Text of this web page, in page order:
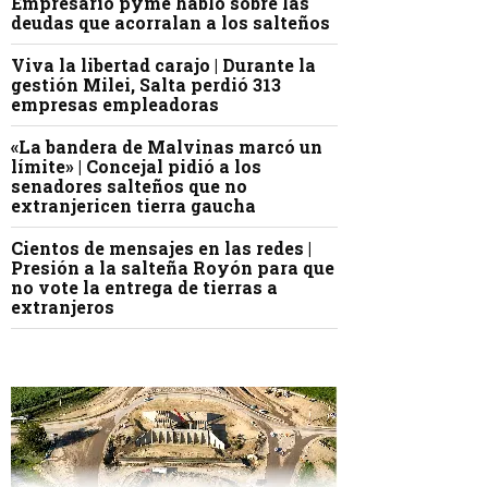
deudas que acorralan a los salteños
Viva la libertad carajo | Durante la
gestión Milei, Salta perdió 313
empresas empleadoras
«La bandera de Malvinas marcó un
límite» | Concejal pidió a los
senadores salteños que no
extranjericen tierra gaucha
Cientos de mensajes en las redes |
Presión a la salteña Royón para que
no vote la entrega de tierras a
extranjeros